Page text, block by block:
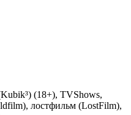
(18+), TVShows,
лостфильм (LostFilm),